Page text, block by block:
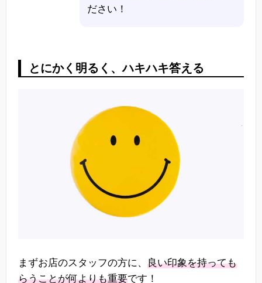
ださい！
とにかく明るく、ハキハキ答える
まずお店のスタッフの方に、 良い印象を持っても
らうことが何よりも重要です！